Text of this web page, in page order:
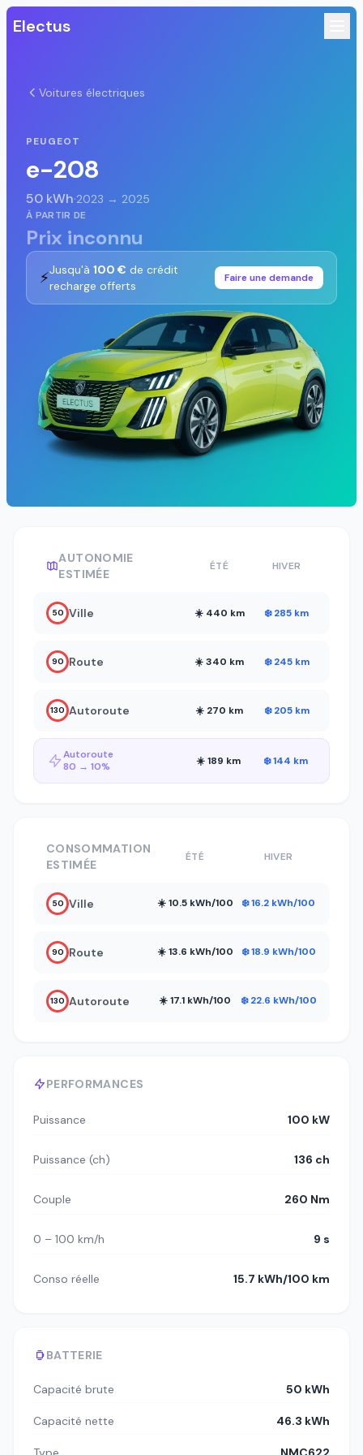
Electus
Voitures électriques
PEUGEOT
e-208
50 kWh·2023 → 2025
À PARTIR DE
Prix inconnu
⚡Jusqu'à 100 € de crédit
recharge offerts
Faire une demande
AUTONOMIE
ESTIMÉE
ÉTÉ HIVER
50 Ville ☀️ 440 km ❄️ 285 km
90 Route ☀️ 340 km ❄️ 245 km
130 Autoroute ☀️ 270 km ❄️ 205 km
Autoroute
80 → 10%
☀️ 189 km ❄️ 144 km
PERFORMANCES
Puissance 100 kW
Puissance (ch) 136 ch
Couple 260 Nm
0 – 100 km/h 9 s
Conso réelle 15.7 kWh/100 km
BATTERIE
Capacité brute 50 kWh
Capacité nette 46.3 kWh
CONSOMMATION
ESTIMÉE
ÉTÉ HIVER
50 Ville ☀️ 10.5 kWh/100 ❄️ 16.2 kWh/100
90 Route ☀️ 13.6 kWh/100 ❄️ 18.9 kWh/100
130 Autoroute ☀️ 17.1 kWh/100 ❄️ 22.6 kWh/100